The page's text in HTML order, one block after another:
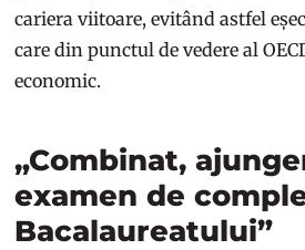
cariera viitoare, evitând astfel
care din punctul de vedere al
economic.
„Combinat,
examen de
Bacalaureatului”